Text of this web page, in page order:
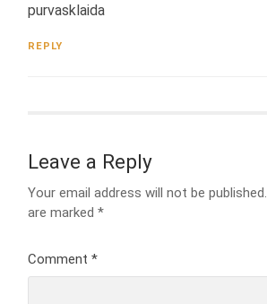
purvasklaida
REPLY
Leave a Reply
Your email address will not be published.
are marked*
Comment*